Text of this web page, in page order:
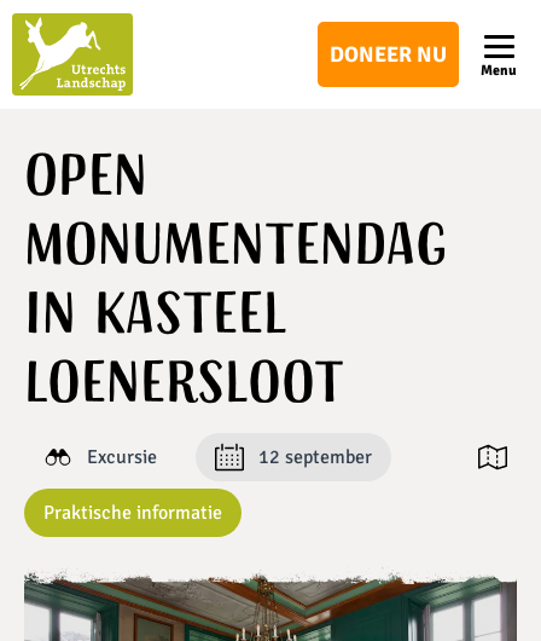
DONEER NU
Menu
Open
Monumentendag
in Kasteel
Loenersloot
Excursie 12 september
Praktische informatie
Open